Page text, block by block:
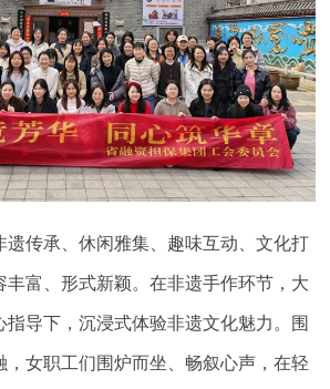
传承、休闲雅集、趣味互动、文化打
丰富、形式新颖。在非遗手作环节，大
导下，沉浸式体验非遗文化魅力。围
，女职工们围炉而坐、畅叙心声，在轻